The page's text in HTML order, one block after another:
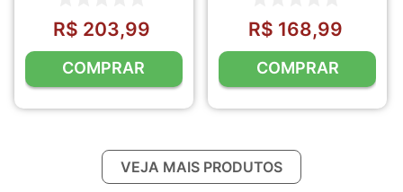
R$ 203,99
COMPRAR
R$ 168,99
COMPRAR